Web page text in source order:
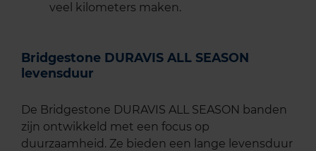
veel kilometers maken.
Bridgestone DURAVIS ALL SEASON
levensduur
De Bridgestone DURAVIS ALL SEASON banden
zijn ontwikkeld met een focus op
duurzaamheid. Ze bieden een lange levensduur